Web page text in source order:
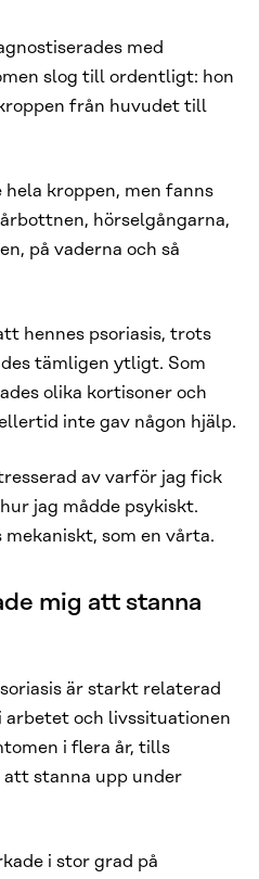
med
slog till ordentligt: hon
från huvudet till
kroppen, men fanns
hörselgångarna,
på vaderna och så
hennes psoriasis, trots
tämligen ytligt. Som
olika kortisoner och
inte gav någon hjälp.
av varför jag fick
jag mådde psykiskt.
som en vårta.
mig att stanna
är starkt relaterad
och livssituationen
i flera år, tills
att stanna upp under
i stor grad på